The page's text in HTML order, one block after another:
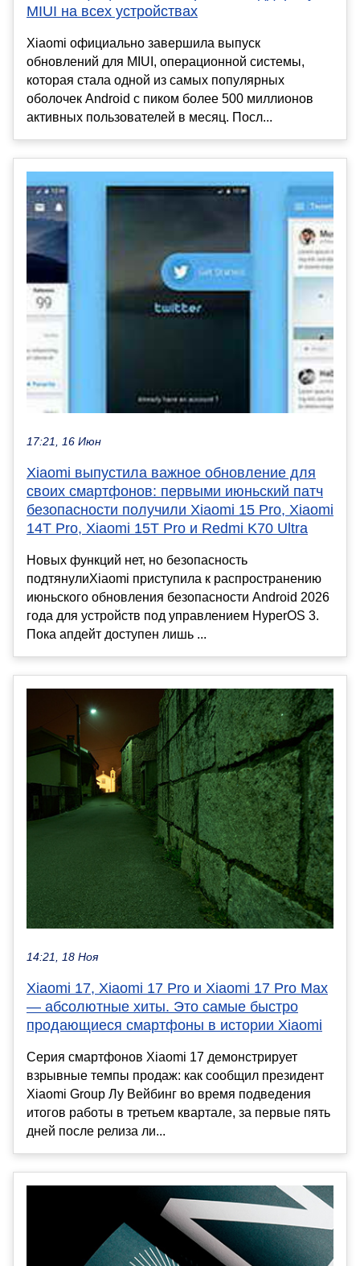
MIUI на всех устройствах
Xiaomi официально завершила выпуск
обновлений для MIUI, операционной системы,
которая стала одной из самых популярных
оболочек Android с пиком более 500 миллионов
активных пользователей в месяц. Посл...
17:21, 16 Июн
Xiaomi выпустила важное обновление для
своих смартфонов: первыми июньский патч
безопасности получили Xiaomi 15 Pro, Xiaomi
14T Pro, Xiaomi 15T Pro и Redmi K70 Ultra
Новых функций нет, но безопасность
подтянулиXiaomi приступила к распространению
июньского обновления безопасности Android 2026
года для устройств под управлением HyperOS 3.
Пока апдейт доступен лишь ...
14:21, 18 Ноя
Xiaomi 17, Xiaomi 17 Pro и Xiaomi 17 Pro Max
— абсолютные хиты. Это самые быстро
продающиеся смартфоны в истории Xiaomi
Серия смартфонов Xiaomi 17 демонстрирует
взрывные темпы продаж: как сообщил президент
Xiaomi Group Лу Вейбинг во время подведения
итогов работы в третьем квартале, за первые пять
дней после релиза ли...